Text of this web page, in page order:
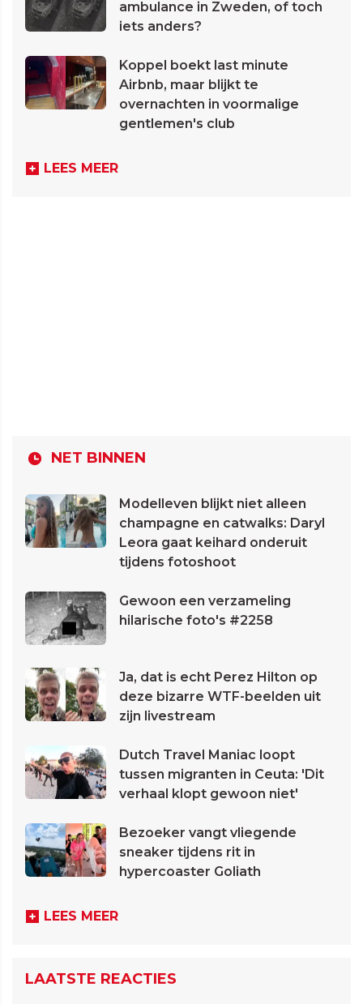
ambulance in Zweden, of toch
iets anders?
Koppel boekt last minute
Airbnb, maar blijkt te
overnachten in voormalige
gentlemen's club
LEES MEER
NET BINNEN
Modelleven blijkt niet alleen
champagne en catwalks: Daryl
Leora gaat keihard onderuit
tijdens fotoshoot
Gewoon een verzameling
hilarische foto's #2258
Ja, dat is echt Perez Hilton op
deze bizarre WTF-beelden uit
zijn livestream
Dutch Travel Maniac loopt
tussen migranten in Ceuta: 'Dit
verhaal klopt gewoon niet'
Bezoeker vangt vliegende
sneaker tijdens rit in
hypercoaster Goliath
LEES MEER
LAATSTE REACTIES